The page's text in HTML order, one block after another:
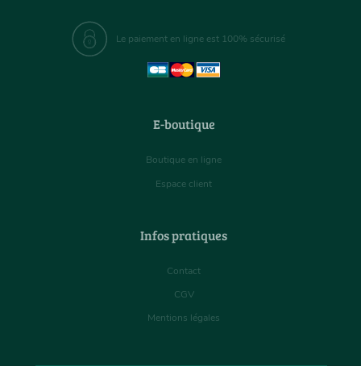
Le paiement en ligne est 100% sécurisé
E-boutique
Boutique en ligne
Espace client
Infos pratiques
Contact
CGV
Mentions légales